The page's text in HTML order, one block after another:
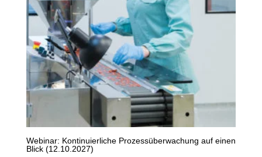
Webinar: Kontinuierliche Prozessüberwachung auf einen
Blick (12.10.2027)